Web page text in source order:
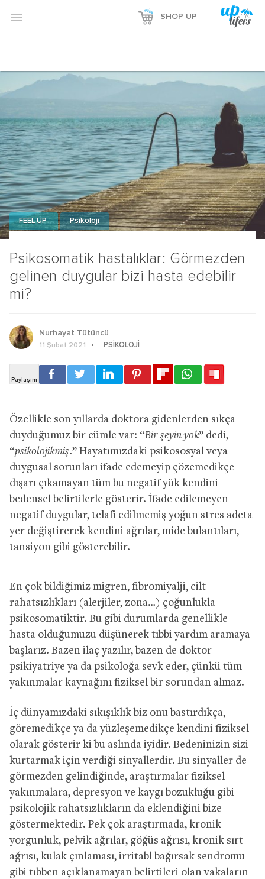
 SHOP UP
Psikosomatik hastalıklar: Görmezden
gelinen duygular bizi hasta edebilir
mi?
FEEL UP Psikoloji
Nurhayat Tütüncü
11 Şubat 2021 PSIKOLOJI
Özellikle son yıllarda doktora gidenlerden sıkça
duyduğumuz bir cümle var: “Bir şeyin yok” dedi,
“psikolojikmiş.” Hayatımızdaki psikososyal veya
duygusal sorunları ifade edemeyip çözemedikçe
dışarı çıkamayan tüm bu negatif yük kendini
bedensel belirtilerle gösterir. İfade edilemeyen
negatif duygular, telafi edilmemiş yoğun stres adeta
yer değiştirerek kendini ağrılar, mide bulantıları,
tansiyon gibi gösterebilir.
En çok bildiğimiz migren, fibromiyalji, cilt
rahatsızlıkları (alerjiler, zona…) çoğunlukla
psikosomatiktir. Bu gibi durumlarda genellikle
hasta olduğumuzu düşünerek tıbbi yardım aramaya
başlarız. Bazen ilaç yazılır, bazen de doktor
psikiyatriye ya da psikoloğa sevk eder, çünkü tüm
yakınmalar kaynağını fiziksel bir sorundan almaz.
İç dünyamızdaki sıkışıklık biz onu bastırdıkça,
göremedikçe ya da yüzleşemedikçe kendini fiziksel
olarak gösterir ki bu aslında iyidir. Bedeninizin sizi
kurtarmak için verdiği sinyallerdir. Bu sinyaller de
görmezden gelindiğinde, araştırmalar fiziksel
yakınmalara, depresyon ve kaygı bozukluğu gibi
psikolojik rahatsızlıkların da eklendiğini bize
göstermektedir. Pek çok araştırmada, kronik
yorgunluk, pelvik ağrılar, göğüs ağrısı, kronik sırt
ağrısı, kulak çınlaması, irritabl bağırsak sendromu
gibi tıbben açıklanamayan belirtileri olan vakaların